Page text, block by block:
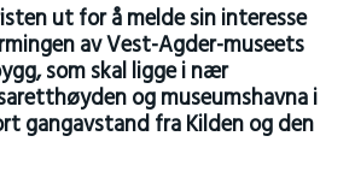
ut for å melde sin interesse
av Vest-Agder-museets
som skal ligge i nær
og museumshavna i
gangavstand fra Kilden og den